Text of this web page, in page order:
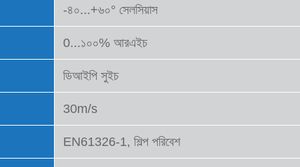
-৪০...+৬০° সেলসিয়াস
0...১০০% আরএইচ
ডিআইপি সুইচ
30m/s
EN61326-1, শিল্প পরিবেশ